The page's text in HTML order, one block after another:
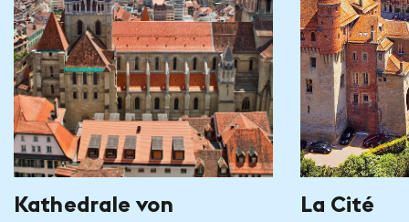
Kathedrale von
La Cité